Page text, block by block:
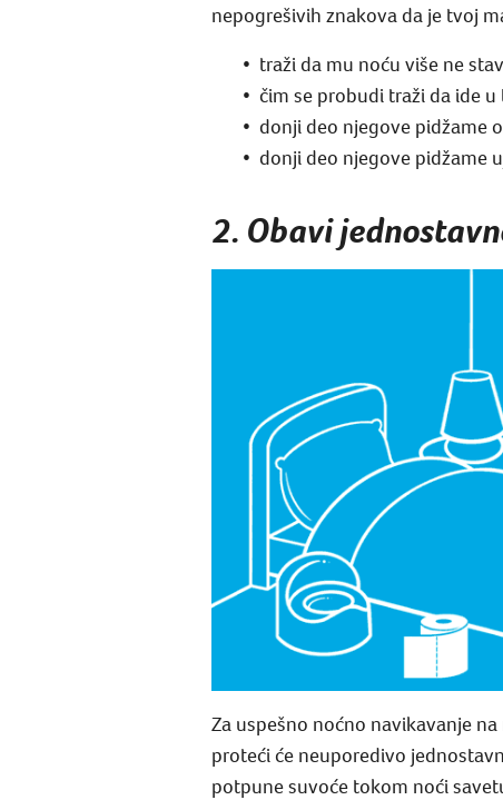
nepogrešivih znakova da je tvoj
traži da mu noću više ne
čim se probudi traži da ide u
donji deo njegove pidžame
donji deo njegove pidžame
2. Obavi
Za uspešno noćno navikavanje
proteći će neuporedivo
potpune suvoće tokom noći